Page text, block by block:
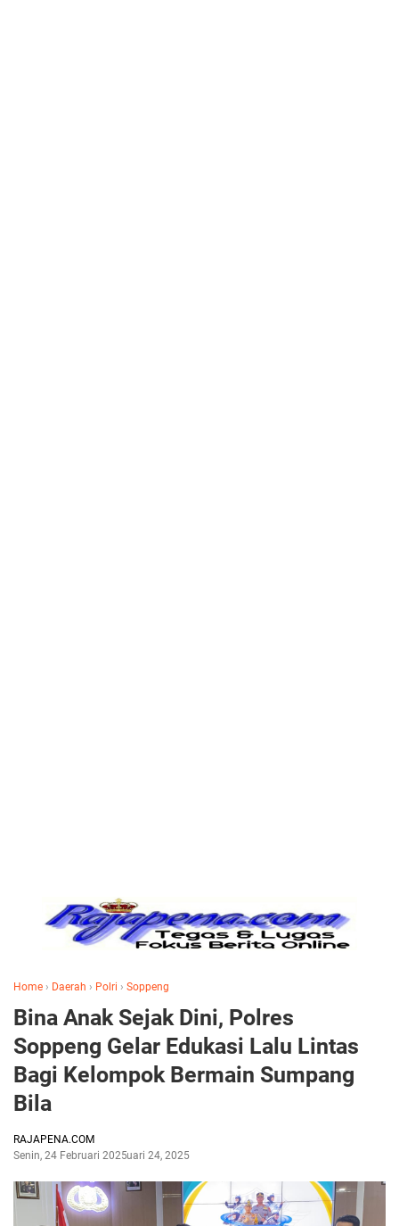
Home › Daerah › Polri › Soppeng
Bina Anak Sejak Dini, Polres
Soppeng Gelar Edukasi Lalu Lintas
Bagi Kelompok Bermain Sumpang
Bila
RAJAPENA.COM
Senin, 24 Februari 2025Februari 24, 2025